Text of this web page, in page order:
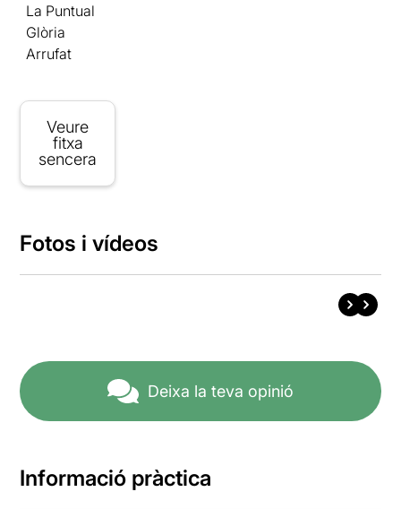
La Puntual
Glòria
Arrufat
Veure
fitxa
sencera
Fotos i vídeos
Deixa la teva opinió
Informació pràctica